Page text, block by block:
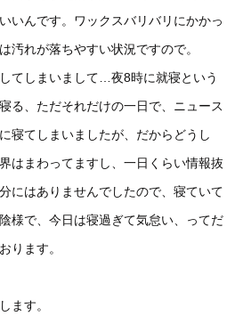
いんです。ワックスバリバリにかかっ
汚れが落ちやすい状況ですので。
てしまいまして…夜8時に就寝という
る、ただそれだけの一日で、ニュース
寝てしまいましたが、だからどうし
はまわってますし、一日くらい情報抜
にはありませんでしたので、寝ていて
様で、今日は寝過ぎて気怠い、ってだ
ります。
ます。